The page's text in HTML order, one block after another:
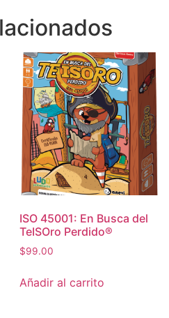
ISO 45001: En Busca del
TeISOro Perdido®
$99.00
Añadir al carrito